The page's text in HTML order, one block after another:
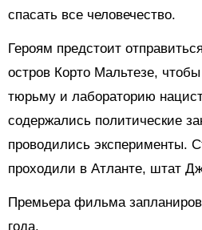
спасать все человечество.
Героям предстоит
остров Корто Мальтезе,
тюрьму и лабораторию
содержались политические
проводились эксперименты.
проходили в Атланте, штат
Премьера фильма
года.